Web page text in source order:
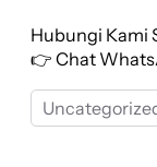
Hubungi Kami
👉 Chat